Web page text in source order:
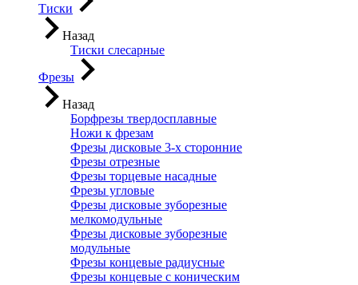
Тиски
Назад
Тиски слесарные
Фрезы
Назад
Борфрезы твердосплавные
Ножи к фрезам
Фрезы дисковые 3-х сторонние
Фрезы отрезные
Фрезы торцевые насадные
Фрезы угловые
Фрезы дисковые зуборезные
мелкомодульные
Фрезы дисковые зуборезные
модульные
Фрезы концевые радиусные
Фрезы концевые с коническим